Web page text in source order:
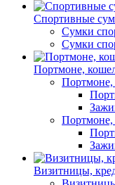
Спортивные
Сумки
Сумки
Портмоне,
Портмоне,
Визитницы,